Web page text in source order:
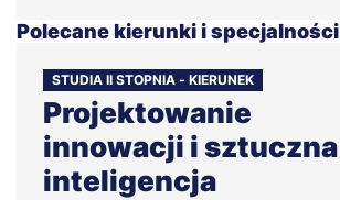
Polecane kierunki i specjalności
STUDIA II STOPNIA - KIERUNEK
Projektowanie
innowacji i sztuczna
inteligencja